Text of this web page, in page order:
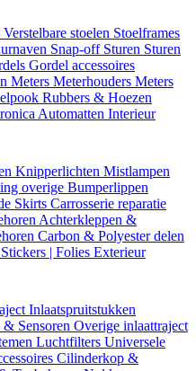
Verstelbare stoelen Stoelframes
Snap-off Sturen Sturen
Gordel accessoires
Meters Meterhouders Meters
Rubbers & Hoezen
Automatten Interieur
Knipperlichten Mistlampen
overige Bumperlippen
Skirts Carrosserie reparatie
Achterkleppen &
Carbon & Polyester delen
| Folies Exterieur
Inlaatspruitstukken
Sensoren Overige inlaattraject
Luchtfilters Universele
Cilinderkop &